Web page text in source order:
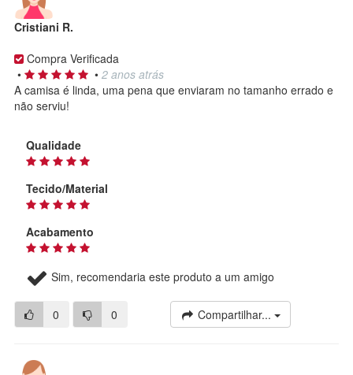
Cristiani R.
Compra Verificada
•
• 2 anos atrás
A camisa é linda, uma pena que enviaram no tamanho errado e
não serviu!
Qualidade
Tecido/Material
Acabamento
Sim, recomendaria este produto a um amigo
0 0 Compartilhar...